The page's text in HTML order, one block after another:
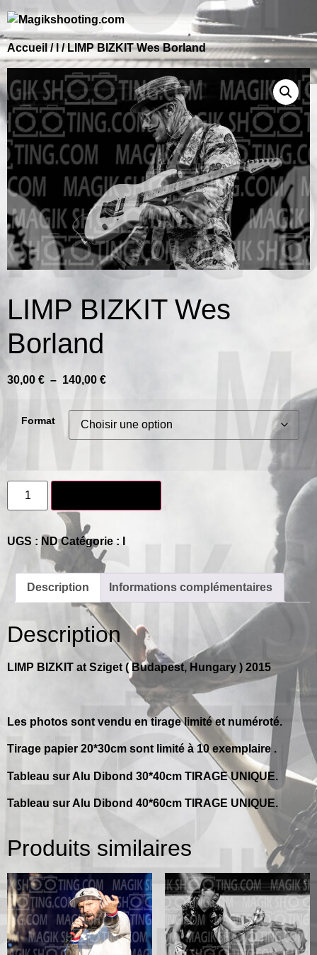
Accueil/l/ LIMP BIZKIT Wes Borland
LIMP BIZKIT Wes
Borland
30,00 € – 140,00 €
Format
UGS : ND Catégorie :
Description Informations complémentaires
Description
LIMP BIZKIT at Sziget ( Budapest, Hungary ) 2015
Les photos sont vendu en tirage limité et numéroté.
Tirage papier 20*30cm sont limité à 10 exemplaire .
Tableau sur Alu Dibond 30*40cm TIRAGE UNIQUE.
Tableau sur Alu Dibond 40*60cm TIRAGE UNIQUE.
Produits similaires